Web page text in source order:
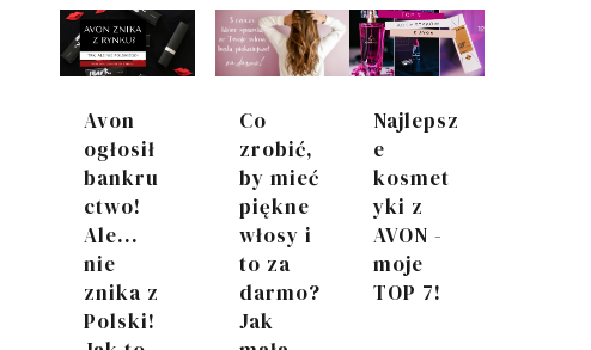
Avon
ogłosił
bankru
ctwo!
Ale...
nie
znika z
Polski!
Co
zrobić,
by mieć
piękne
włosy i
to za
darmo?
Jak
Najlepsz
e
kosmet
yki z
AVON -
moje
TOP 7!